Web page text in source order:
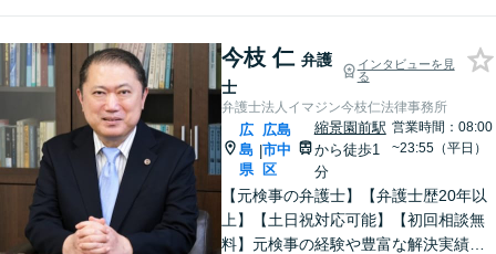
今枝 仁 弁護
士
インタビューを見
る
弁護士法人イマジン今枝仁法律事務所
広
島
県
|
広島
市中
区
縮景園前駅
から徒歩1
分
営業時間：08:00
~23:55（平日）
【元検事の弁護士】【弁護士歴20年以
上】【土日祝対応可能】【初回相談無
料】元検事の経験や豊富な解決実績を